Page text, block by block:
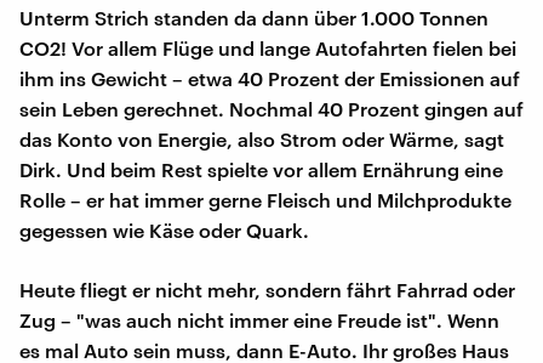
Unterm Strich standen da dann über 1.000 Tonnen
CO2! Vor allem Flüge und lange Autofahrten fielen bei
ihm ins Gewicht – etwa 40 Prozent der Emissionen auf
sein Leben gerechnet. Nochmal 40 Prozent gingen auf
das Konto von Energie, also Strom oder Wärme, sagt
Dirk. Und beim Rest spielte vor allem Ernährung eine
Rolle – er hat immer gerne Fleisch und Milchprodukte
gegessen wie Käse oder Quark.
Heute fliegt er nicht mehr, sondern fährt Fahrrad oder
Zug – "was auch nicht immer eine Freude ist". Wenn
es mal Auto sein muss, dann E-Auto. Ihr großes Haus